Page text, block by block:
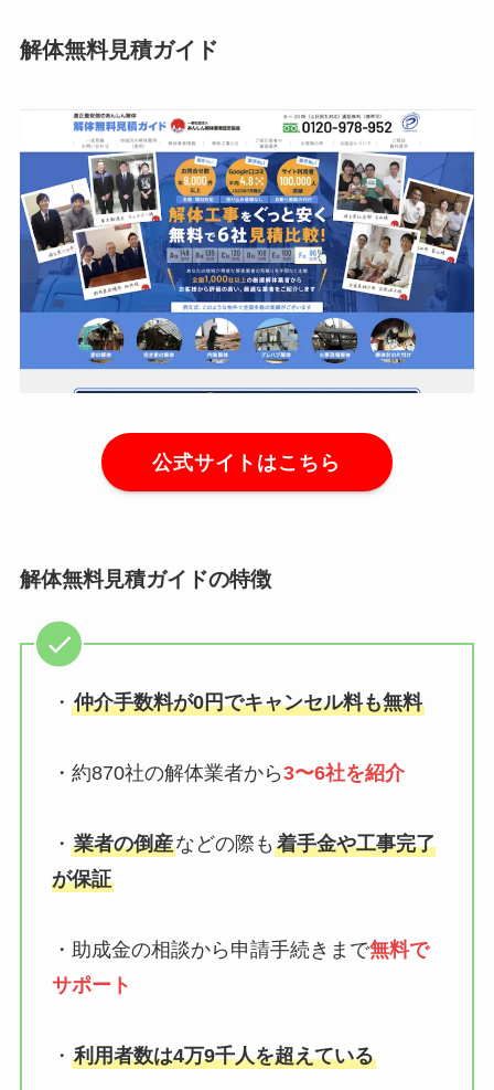
解体無料見積ガイド
公式サイトはこちら
解体無料見積ガイドの特徴
・ 仲介手数料が0円でキャンセル料も無料
・約870社の解体業者から3〜6社を紹介
・ 業者の倒産などの際も 着手金や工事完了
が保証
・助成金の相談から申請手続きまで無料で
サポート
・ 利用者数は4万9千人を超えている